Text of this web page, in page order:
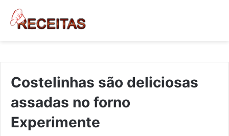
Costelinhas são deliciosas
assadas no forno
Experimente